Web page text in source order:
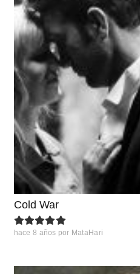
Cold War
hace 8 años por MataHari